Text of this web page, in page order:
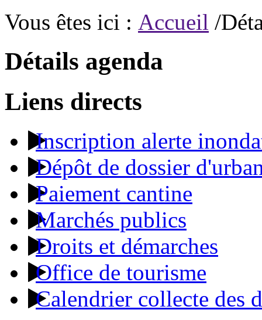
Vous êtes ici : Accueil /
Détails agenda
Liens directs
Inscription alerte
Dépôt de dossier
Paiement cantine
Marchés publics
Droits et démarches
Office de tourisme
Calendrier collecte des